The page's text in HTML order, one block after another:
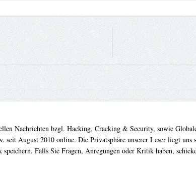
Nachrichten bzgl. Hacking, Cracking & Security, sowie
seit August 2010 online. Die Privatsphäre unserer Leser liegt
speichern. Falls Sie Fragen, Anregungen oder Kritik haben,